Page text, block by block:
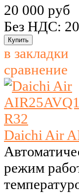
20 000 руб
Без НДС:
в закладки
сравнение
Daichi Air
режим